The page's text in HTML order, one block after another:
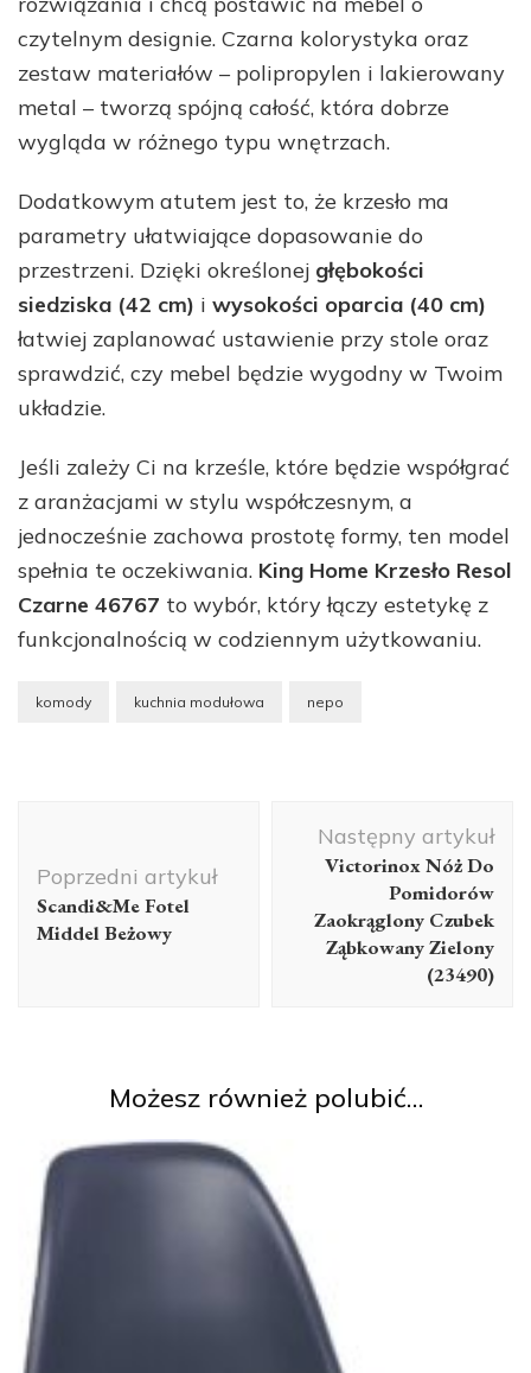
czytelnym designie. Czarna kolorystyka oraz
zestaw materiałów – polipropylen i lakierowany
metal – tworzą spójną całość, która dobrze
wygląda w różnego typu wnętrzach.
Dodatkowym atutem jest to, że krzesło ma
parametry ułatwiające dopasowanie do
przestrzeni. Dzięki określonej głębokości
siedziska (42 cm) i wysokości oparcia (40 cm)
łatwiej zaplanować ustawienie przy stole oraz
sprawdzić, czy mebel będzie wygodny w Twoim
układzie.
Jeśli zależy Ci na krześle, które będzie współgrać
z aranżacjami w stylu współczesnym, a
jednocześnie zachowa prostotę formy, ten model
spełnia te oczekiwania. King Home Krzesło Resol
Czarne 46767 to wybór, który łączy estetykę z
funkcjonalnością w codziennym użytkowaniu.
komody kuchnia modułowa nepo
Poprzedni artykuł
Scandi&Me Fotel
Middel Beżowy
Następny artykuł
Victorinox Nóż Do
Pomidorów
Zaokrąglony Czubek
Ząbkowany Zielony
(23490)
Możesz również polubić…